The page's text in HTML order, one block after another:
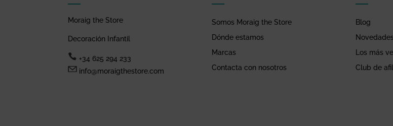
Moraig the Store
Decoración Infantil
+34 625 294 233
info@moraigthestore.com
Somos Moraig the Store
Dónde estamos
Marcas
Contacta con nosotros
Blog
Novedades
Los más
Club de